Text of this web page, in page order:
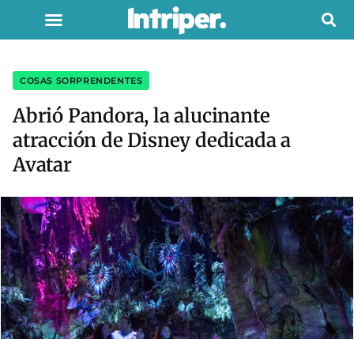
COSAS SORPRENDENTES
Abrió Pandora, la alucinante
atracción de Disney dedicada a
Avatar